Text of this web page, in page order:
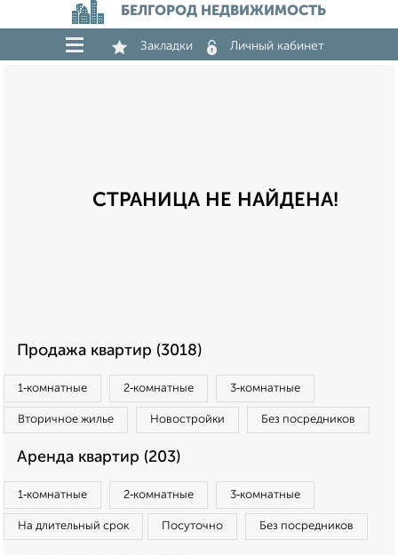
БЕЛГОРОД НЕДВИЖИМОСТЬ
Закладки Личный кабинет
СТРАНИЦА НЕ НАЙДЕНА!
Продажа квартир (3018)
1‑комнатные 2‑комнатные 3‑комнатные
Вторичное жилье Новостройки Без посредников
Аренда квартир (203)
1‑комнатные 2‑комнатные 3‑комнатные
На длительный срок Посуточно Без посредников